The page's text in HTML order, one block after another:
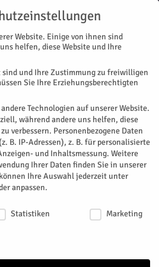
Website. Einige von ihnen sind
helfen, diese Website und Ihre
sind und Ihre Zustimmung zu freiwilligen
Sie Ihre Erziehungsberechtigten
Technologien auf unserer Website.
während andere uns helfen, diese
verbessern. Personenbezogene Daten
B. IP-Adressen), z. B. für personalisierte
und Inhaltsmessung. Weitere
Ihrer Daten finden Sie in unserer
Ihre Auswahl jederzeit unter
anpassen.
Statistiken
Marketing